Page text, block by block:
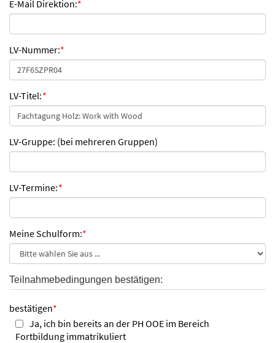
E-Mail Direktion:*
LV-Nummer:*
LV-Titel:*
LV-Gruppe: (bei mehreren Gruppen)
LV-Termine:*
Meine Schulform:*
Teilnahmebedingungen bestätigen:
bestätigen*
Ja, ich bin bereits an der PH OOE im Bereich
Fortbildung immatrikuliert